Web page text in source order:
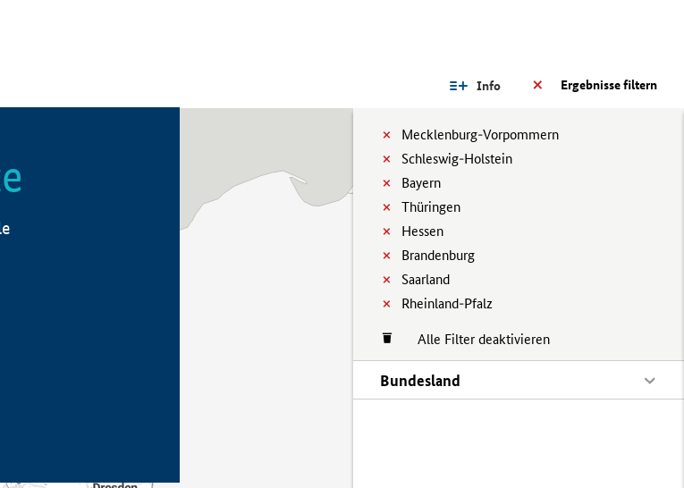
Ergebnisse filtern
Info
Mecklenburg-Vorpommern
Schleswig-Holstein
Bayern
Thüringen
Hessen
Brandenburg
Saarland
Rheinland-Pfalz
Alle Filter deaktivieren
Bundesland